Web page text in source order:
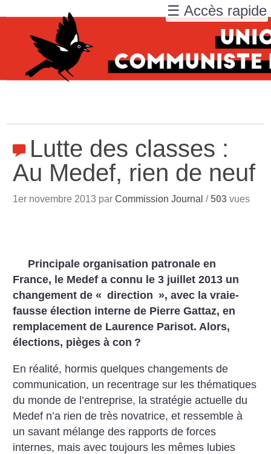
Lutte des classes :
Au Medef, rien de neuf
1er novembre 2013 parCommission Journal /503 vues
Principale organisation patronale en
France, le Medef a connu le 3 juillet 2013 un
changement de « direction », avec la vraie-
fausse élection interne de Pierre Gattaz, en
remplacement de Laurence Parisot. Alors,
élections, pièges à con ?
En réalité, hormis quelques changements de
communication, un recentrage sur les thématiques
du monde de l’entreprise, la stratégie actuelle du
Medef n’a rien de très novatrice, et ressemble à
un savant mélange des rapports de forces
internes, mais avec toujours les mêmes lubies
☰ Accès rapide